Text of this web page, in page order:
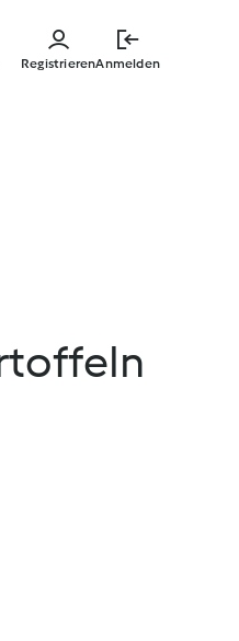
springen
RegistrierenAnmelden